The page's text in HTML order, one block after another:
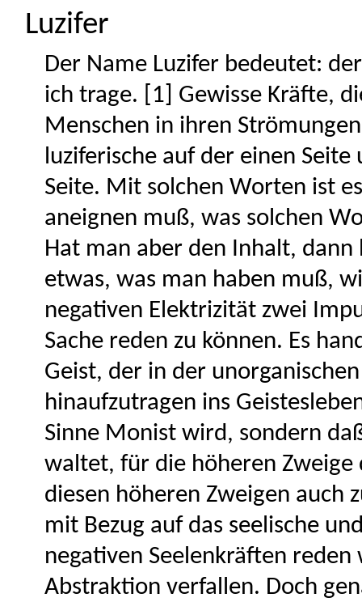
Luzifer
Der Name Luzifer bedeutet:
ich trage. [1] Gewisse Kräfte,
Menschen in ihren
luziferische auf der einen
Seite. Mit solchen Worten ist
aneignen muß, was solchen
Hat man aber den Inhalt,
etwas, was man haben muß,
negativen Elektrizität zwei
Sache reden zu können. Es
Geist, der in der
hinaufzutragen ins
Sinne Monist wird, sondern
waltet, für die höheren
diesen höheren Zweigen auch
mit Bezug auf das seelische
negativen Seelenkräften
Abstraktion verfallen. Doch